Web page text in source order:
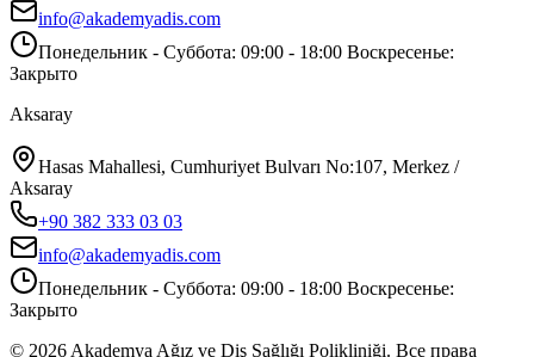
info@akademyadis.com
Понедельник - Суббота: 09:00 - 18:00 Воскресенье:
Закрыто
Aksaray
Hasas Mahallesi, Cumhuriyet Bulvarı No:107, Merkez /
Aksaray
+90 382 333 03 03
info@akademyadis.com
Понедельник - Суббота: 09:00 - 18:00 Воскресенье:
Закрыто
© 2026 Akademya Ağız ve Diş Sağlığı Polikliniği. Все права